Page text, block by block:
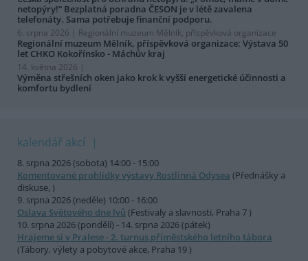
netopýry!“ Bezplatná poradna ČESON je v létě zavalena
telefonáty. Sama potřebuje finanční podporu.
6. srpna 2026 | Regionální muzeum Mělník, příspěvková organizace
Regionální muzeum Mělník, příspěvková organizace: Výstava 50
let CHKO Kokořínsko - Máchův kraj
14. května 2026 |
Výměna střešních oken jako krok k vyšší energetické účinnosti a
komfortu bydlení
kalendář akcí
8. srpna 2026 (sobota) 14:00 - 15:00
Komentované prohlídky výstavy Rostlinná Odysea (Přednášky a
diskuse, )
9. srpna 2026 (neděle) 10:00 - 16:00
Oslava Světového dne lvů (Festivaly a slavnosti, Praha 7 )
10. srpna 2026 (pondělí) - 14. srpna 2026 (pátek)
Hrajeme si v Pralese - 2. turnus příměstského letního tábora
(Tábory, výlety a pobytové akce, Praha 19 )